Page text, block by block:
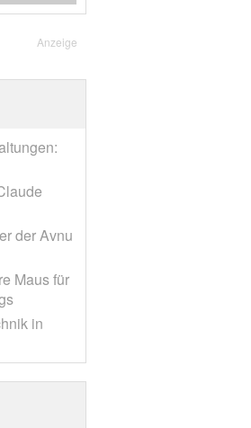
Anzeige
der Avnu
Maus für
in